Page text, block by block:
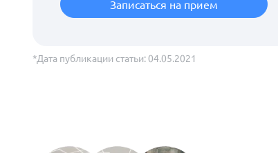
Записаться на прием
*Дата публикации статьи: 04.05.2021